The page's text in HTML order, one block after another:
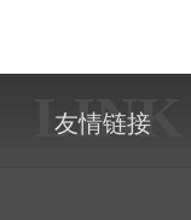
数字营销云
LINK
友情链接